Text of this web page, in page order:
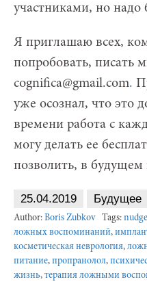
участниками, но надо
Я приглашаю всех,
попробовать, писать
cognifica@gmail.com.
уже осознал, что это
времени работа с
могу делать ее
позволить, в будущем
25.04.2019 Будущее
Author: Boris Zubkov Tags: nudge
ложных воспоминаний,
косметическая неврология,
питание, пропранолол,
жизнь, терапия ложными